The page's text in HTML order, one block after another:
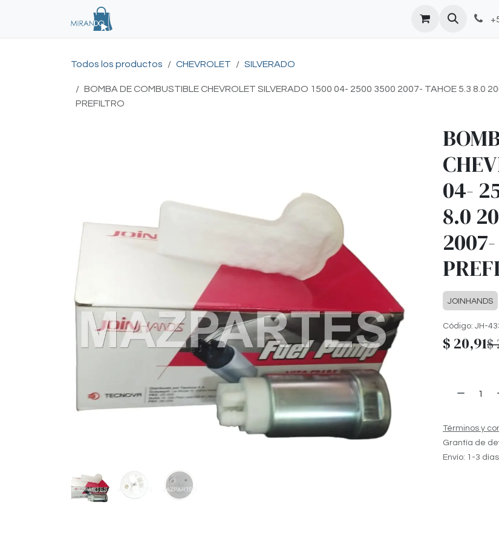
Todos los productos CHEVROLET SILVERADO
BOMBA DE COMBUSTIBLE CHEVROLET SILVERADO 1500 04- 2500 3500 2007- TAHOE 5.3 8.0
PREFILTRO
04-
8.0
JOINHANDS
Código: JH-
$ 20,91$
Términos y
Grantía de
Envío: 1-3